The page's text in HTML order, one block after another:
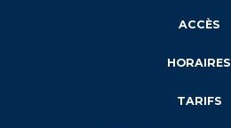
ACCÈS
HORAIRES
TARIFS